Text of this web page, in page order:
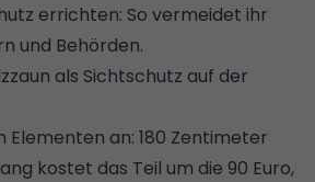
errichten: So vermeidet ihr
und Behörden.
als Sichtschutz auf der
Elementen an: 180 Zentimeter
kostet das Teil um die 90 Euro,